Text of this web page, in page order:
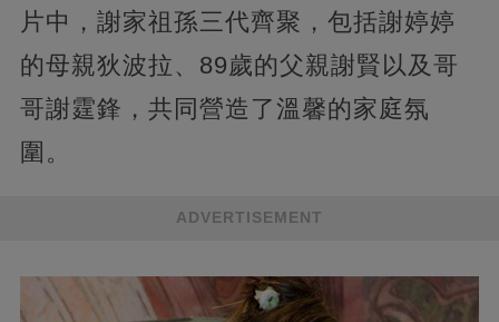
片中，謝家祖孫三代齊聚，包括謝婷婷
的母親狄波拉、89歲的父親謝賢以及哥
哥謝霆鋒，共同營造了溫馨的家庭氛
圍。
ADVERTISEMENT